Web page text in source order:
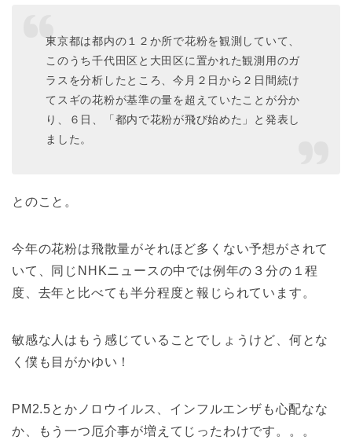
東京都は都内の１２か所で花粉を観測していて、
このうち千代田区と大田区に置かれた観測用のガ
ラスを分析したところ、今月２日から２日間続け
てスギの花粉が基準の量を超えていたことが分か
り、６日、「都内で花粉が飛び始めた」と発表し
ました。
とのこと。
今年の花粉は飛散量がそれほど多くない予想がされて
いて、同じNHKニュースの中では例年の３分の１程
度、去年と比べても半分程度と報じられています。
敏感な人はもう感じていることでしょうけど、何とな
く僕も目がかゆい！
PM2.5とかノロウイルス、インフルエンザも心配なな
か、もう一つ厄介事が増えてじったわけです。。。